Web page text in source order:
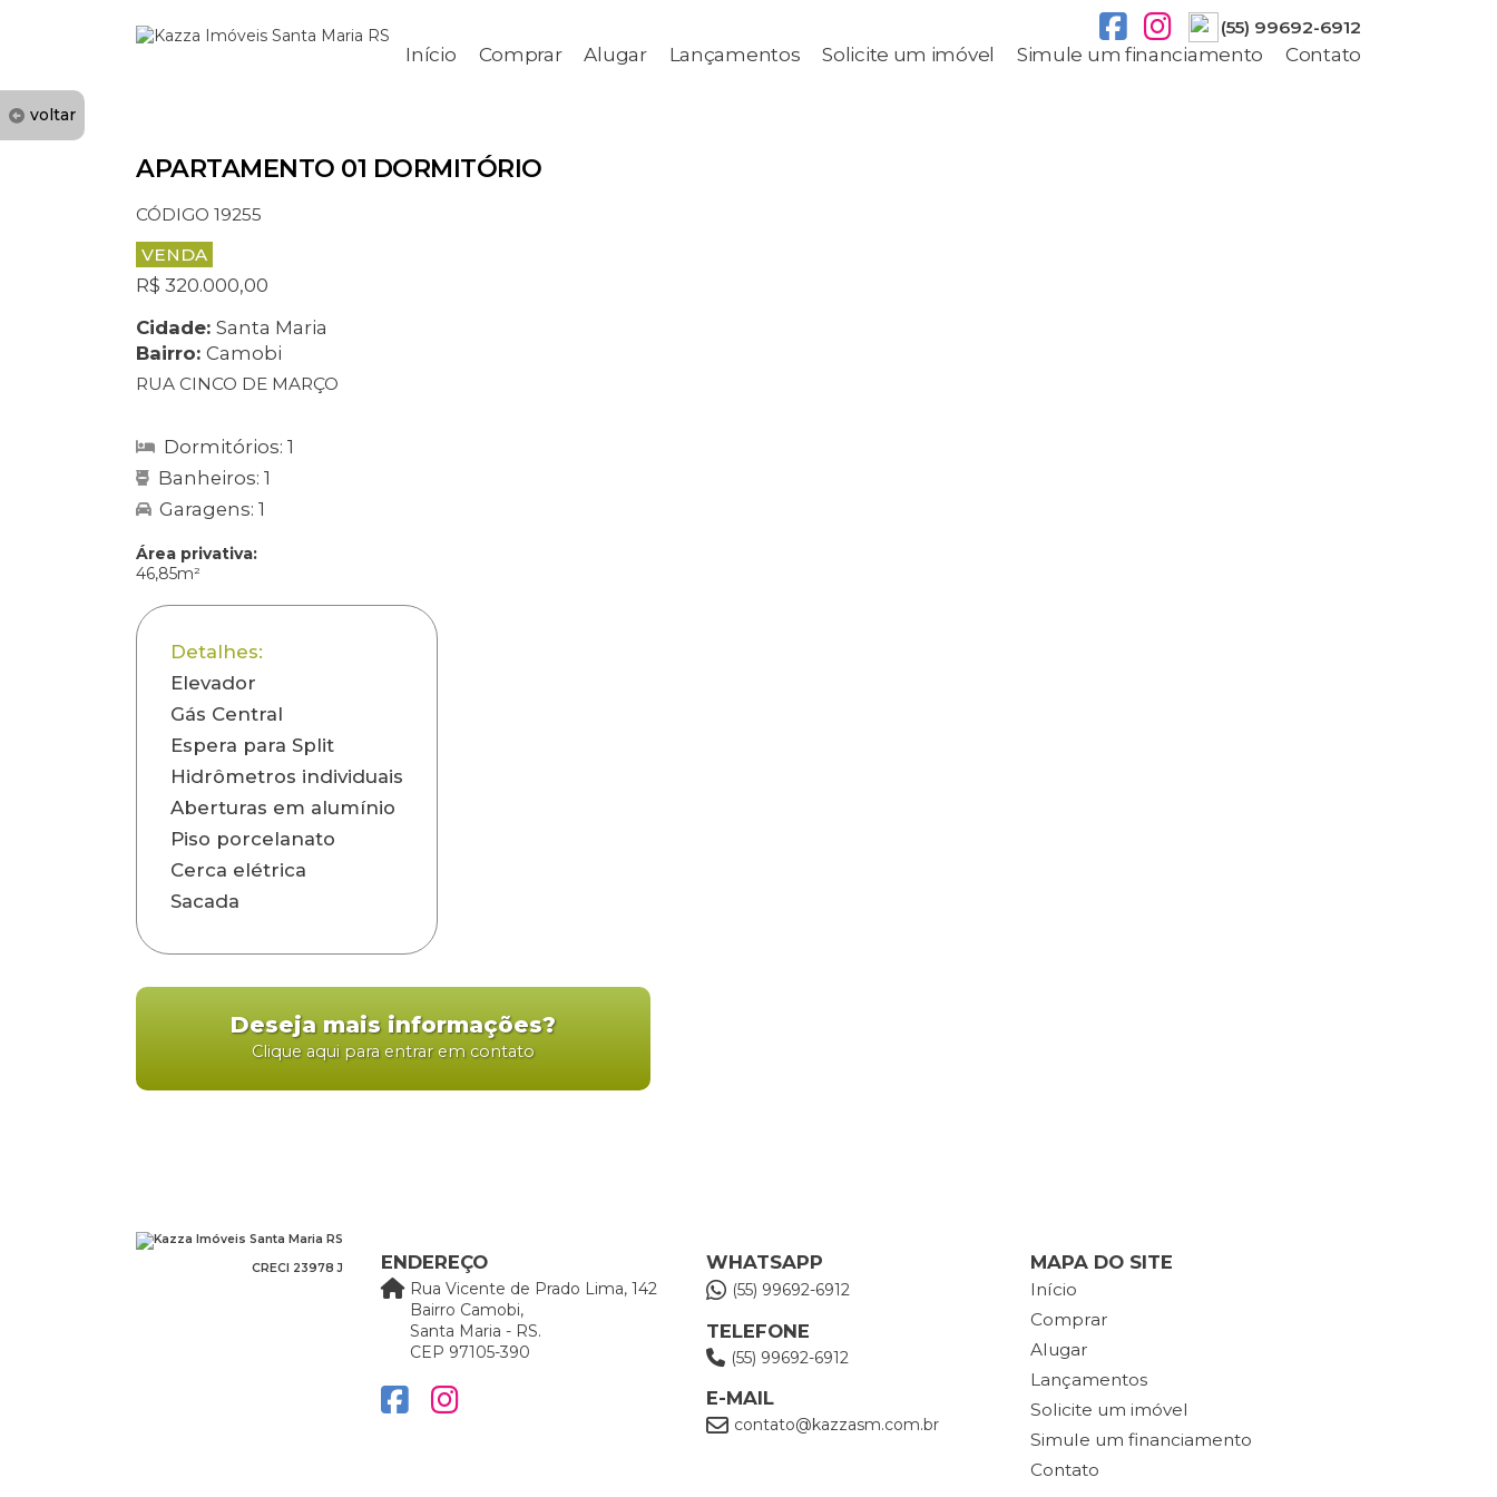
(55) 99692-6912
Início Comprar Alugar Lançamentos Solicite um imóvel Simule um financiamento Contato
voltar
APARTAMENTO 01 DORMITÓRIO
CÓDIGO 19255
VENDA
R$ 320.000,00
Cidade: Santa Maria
Bairro: Camobi
RUA CINCO DE MARÇO
Dormitórios: 1
Banheiros: 1
Garagens: 1
Área privativa:
46,85m²
Detalhes:
Elevador
Gás Central
Espera para Split
Hidrômetros individuais
Aberturas em alumínio
Piso porcelanato
Cerca elétrica
Sacada
Deseja mais informações?
Clique aqui para entrar em contato
CRECI 23978 J ENDEREÇO
Rua Vicente de Prado Lima, 142
Bairro Camobi,
Santa Maria - RS.
CEP 97105-390
WHATSAPP
(55) 99692-6912
TELEFONE
(55) 99692-6912
E-MAIL
contato@kazzasm.com.br
MAPA DO SITE
Início
Comprar
Alugar
Lançamentos
Solicite um imóvel
Simule um financiamento
Contato